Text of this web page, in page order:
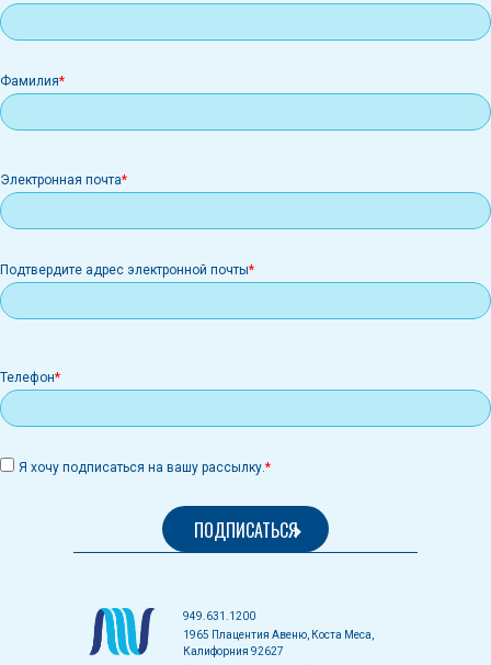
Фамилия
Электронная
почта
Электронная почта
Подтвердите адрес электронной почты
Телефон
Я хочу подписаться на вашу рассылку.
949.631.1200
1965 Плацентия Авеню, Коста Меса,
Калифорния 92627